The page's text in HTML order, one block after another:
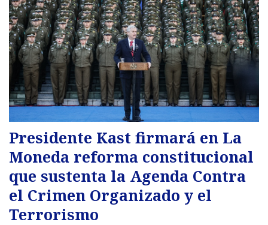
Presidente Kast firmará en La
Moneda reforma constitucional
que sustenta la Agenda Contra
el Crimen Organizado y el
Terrorismo